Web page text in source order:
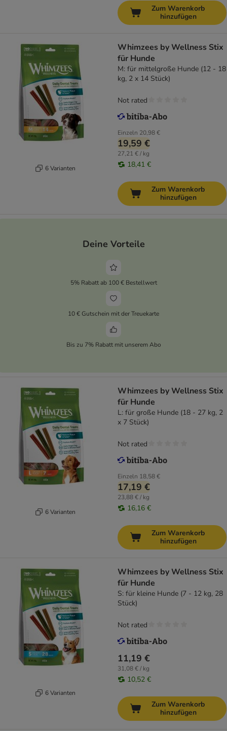
Zum Warenkorb
hinzufügen
6 Varianten
Whimzees by Wellness Stix
für Hunde
M: für mittelgroße Hunde (12 - 18
kg, 2 x 14 Stück)
Einzeln 20,98 €
19,59 €
27,21 € / kg
18,41 €
Not rated
Zum Warenkorb
hinzufügen
Deine Vorteile
5% Rabatt ab 100 € Bestellwert
10 € Gutschein mit der Treuekarte
Bis zu 7% Rabatt mit unserem Abo
6 Varianten
Whimzees by Wellness Stix
für Hunde
L: für große Hunde (18 - 27 kg, 2
x 7 Stück)
Einzeln 18,58 €
17,19 €
23,88 € / kg
16,16 €
Not rated
Zum Warenkorb
hinzufügen
6 Varianten
Whimzees by Wellness Stix
für Hunde
S: für kleine Hunde (7 - 12 kg, 28
Stück)
11,19 €
31,08 € / kg
10,52 €
Not rated
Zum Warenkorb
hinzufügen